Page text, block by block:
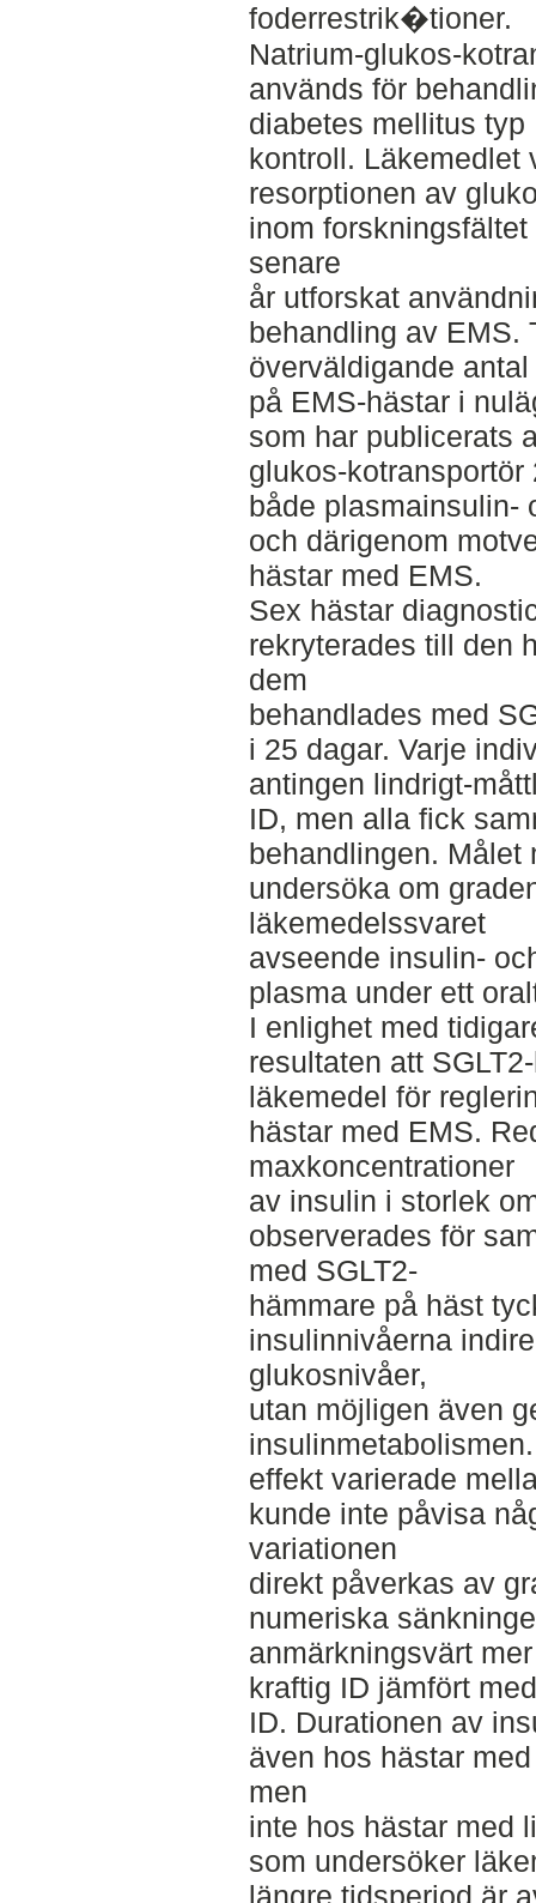
foderrestrik�tioner.
Natrium-glukos-
används för
diabetes mellitus
kontroll. Läkemedlet
resorptionen av
inom
senare
år utforskat
behandling av EMS.
överväldigande
på EMS-hästar i
som har publicerats
glukos-
både plasmainsulin-
och därigenom
hästar med EMS.
Sex hästar
rekryterades till den
dem
behandlades med
i 25 dagar. Varje
antingen lindrigt-
ID, men alla fick
behandlingen. Målet
undersöka om
läkemedelssvaret
avseende insulin-
plasma under ett
I enlighet med
resultaten att
läkemedel för
hästar med EMS.
maxkoncentrationer
av insulin i storlek
observerades för
med SGLT2-
hämmare på häst
insulinnivåerna
glukosnivåer,
utan möjligen även
effekt varierade
kunde inte påvisa
variationen
direkt påverkas av
numeriska
anmärkningsvärt
kraftig ID jämfört
ID. Durationen av
även hos hästar
men
inte hos hästar med
som undersöker
längre tidsperiod är